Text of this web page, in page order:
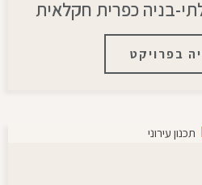
בניה כפרית חקלאית
בפרויקט
תכנון עירוני